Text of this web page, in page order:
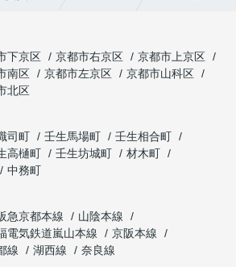
下京区 京都市右京区
京都市上京区
南区 京都市左京区
京都市山科区
北区
司町 壬生馬場町
壬生相合町
高樋町 壬生坊城町
材木町
中務町
急京都本線
山陰本線
電気鉄道嵐山本線
京阪本線
線 湖西線
奈良線